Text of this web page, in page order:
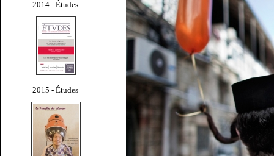
2014 - Études
2015 - Études